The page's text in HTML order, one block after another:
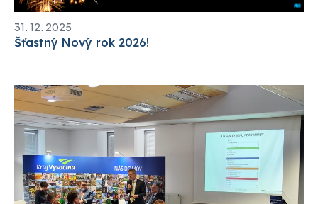
31. 12. 2025
Šťastný Nový rok 2026!